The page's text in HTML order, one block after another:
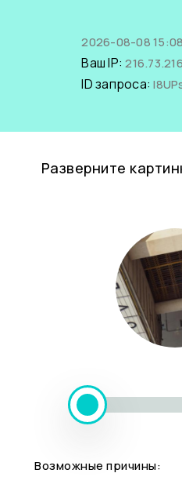
2026-08-08
Ваш IP:
ID запроса:
Разверните
Возможные причины: